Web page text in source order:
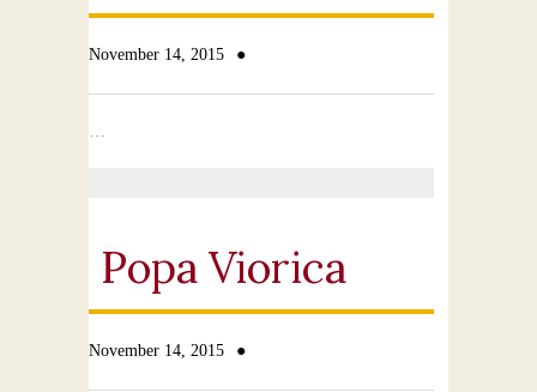
November 14, 2015 ●
…
Popa Viorica
November 14, 2015 ●